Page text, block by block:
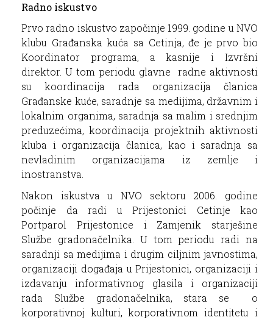
Radno iskustvo
Prvo radno iskustvo započinje 1999. godine u NVO
klubu Građanska kuća sa Cetinja, đe je prvo bio
Koordinator programa, a kasnije i Izvršni
direktor. U tom periodu glavne radne aktivnosti
su koordinacija rada organizacija članica
Građanske kuće, saradnje sa medijima, državnim i
lokalnim organima, saradnja sa malim i srednjim
preduzećima, koordinacija projektnih aktivnosti
kluba i organizacija članica, kao i saradnja sa
nevladinim organizacijama iz zemlje i
inostranstva.
Nakon iskustva u NVO sektoru 2006. godine
počinje da radi u Prijestonici Cetinje kao
Portparol Prijestonice i Zamjenik starješine
Službe gradonačelnika. U tom periodu radi na
saradnji sa medijima i drugim ciljnim javnostima,
organizaciji događaja u Prijestonici, organizaciji i
izdavanju informativnog glasila i organizaciji
rada Službe gradonačelnika, stara se
o
korporativnoj kulturi, korporativnom identitetu i